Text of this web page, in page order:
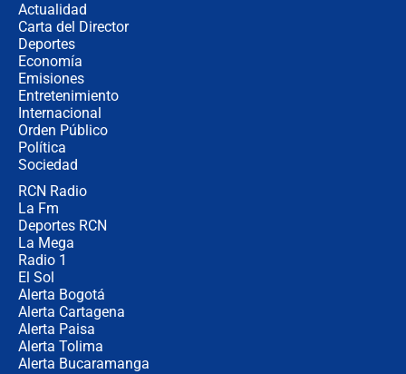
Actualidad
Carta del Director
Deportes
Economía
Emisiones
Entretenimiento
Internacional
Orden Público
Política
Sociedad
RCN Radio
La Fm
Deportes RCN
La Mega
Radio 1
El Sol
Alerta Bogotá
Alerta Cartagena
Alerta Paisa
Alerta Tolima
Alerta Bucaramanga